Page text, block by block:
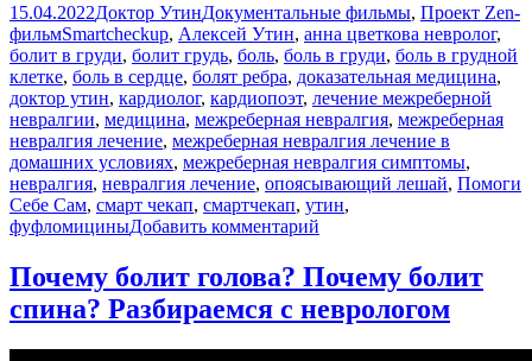
Опубликовано
15.04.2022Автор
Доктор УтинРубрики
Документальные фильмы, Проект Zen-
фильмМетки
Smartcheckup, Алексей Утин, анна цветкова невролог,
болит в груди, болит грудь, боль, боль в груди, боль в грудной
клетке, боль в сердце, болят ребра, доказательная медицина,
доктор утин, кардиолог, кардиопоэт, лечение межреберной
невралгии, медицина, межреберная невралгия, межреберная
невралгия лечение, межреберная невралгия лечение в
домашних условиях, межреберная невралгия симптомы,
невралгия, невралгия лечение, опоясывающий лешай, Помоги
Себе Сам, смарт чекап, смартчекап, утин,
фуфломициныДобавить комментарий
Межреберная
невралгия.
Лечение
в
Почему болит голова? Почему болит
спина? Разбираемся с неврологом